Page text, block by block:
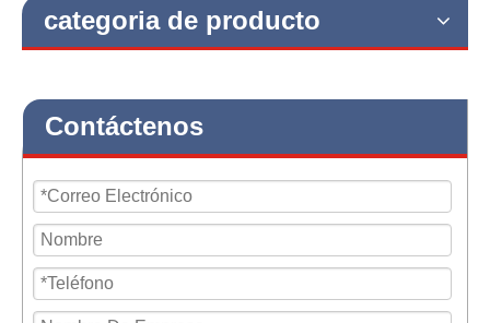
categoria de producto
Contáctenos